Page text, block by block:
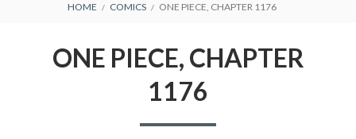
ONE PIECE
BREADCRUMBS
HOME COMICS ONE PIECE, CHAPTER 1176
ONE PIECE, CHAPTER
1176